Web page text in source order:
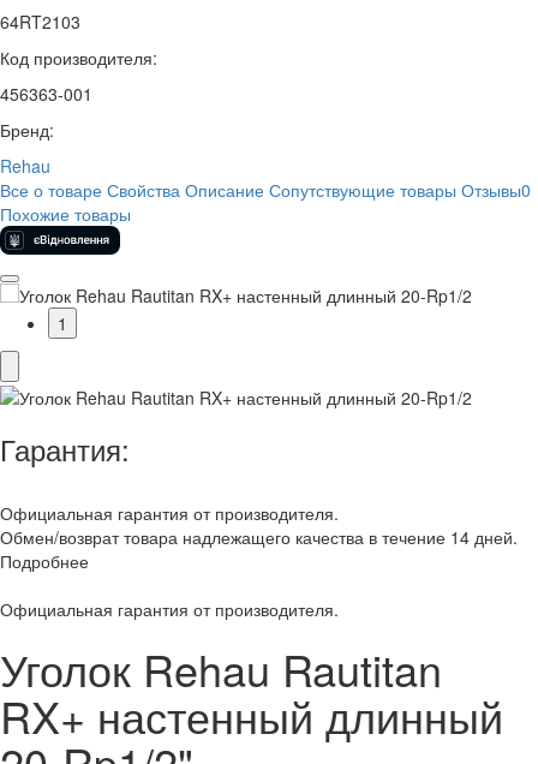
64RT2103
Код производителя:
456363-001
Бренд:
Rehau
Все о товаре Свойства Описание Сопутствующие товары Отзывы0
Похожие товары
1
Гарантия:
Официальная гарантия от производителя.
Обмен/возврат товара надлежащего качества в течение 14 дней.
Подробнее
Официальная гарантия от производителя.
Уголок Rehau Rautitan
RX+ настенный длинный